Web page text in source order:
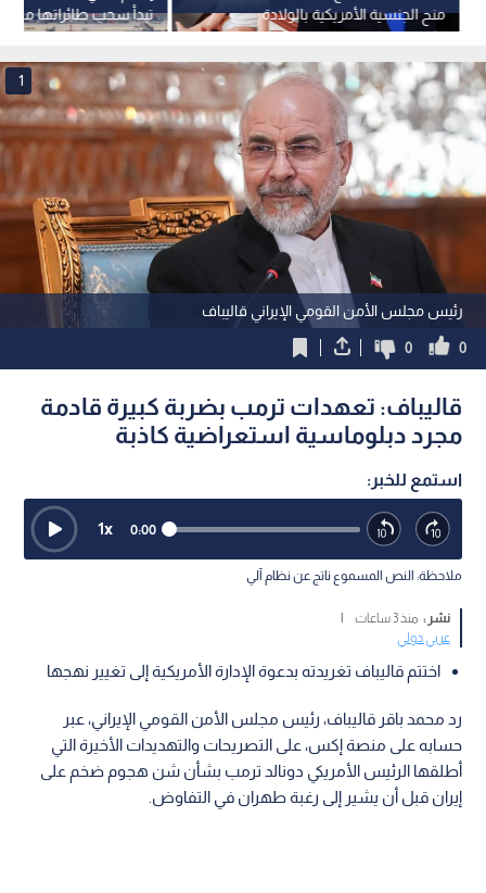
تبدأ سحب طائراتها من
غوريون
منح الجنسية الأمريكية بالولادة
رئيس مجلس الأمن القومي الإيراني قاليباف
1
0
0
قاليباف: تعهدات ترمب بضربة كبيرة قادمة
مجرد دبلوماسية استعراضية كاذبة
استمع للخبر:
0:00
1x
ملاحظة: النص المسموع ناتج عن نظام آلي
نشر : منذ 3 ساعات
عربي دولي
اختتم قاليباف تغريدته بدعوة الإدارة الأمريكية إلى تغيير نهجها
رد محمد باقر قاليباف، رئيس مجلس الأمن القومي الإيراني، عبر
حسابه على منصة إكس، على التصريحات والتهديدات الأخيرة التي
أطلقها الرئيس الأمريكي دونالد ترمب بشأن شن هجوم ضخم على
إيران قبل أن يشير إلى رغبة طهران في التفاوض.